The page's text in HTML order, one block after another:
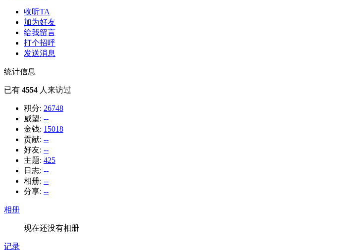
收听TA
加为好友
给我留言
打个招呼
发送消息
统计信息
已有 4554 人来访过
积分: 26748
威望: --
金钱: 15018
贡献: --
好友: --
主题: 425
日志: --
相册: --
分享: --
相册
现在还没有相册
记录